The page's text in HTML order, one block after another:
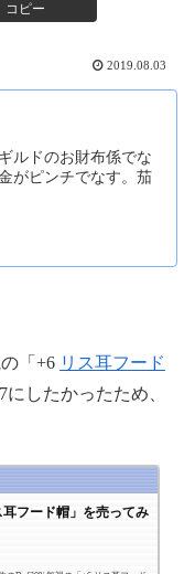
コピー
2019.08.03
ルドのお財布係でな
がピンチでなす。茄
「+6 リス耳フード
したかったため、
フード帽」を売ってみ